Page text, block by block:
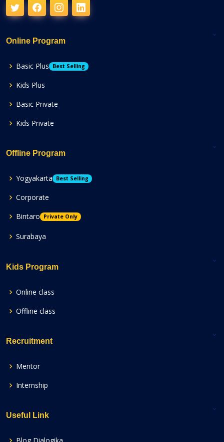
Online Program
Basic Plus Best Selling
Kids Plus
Basic Private
Kids Private
Offline Program
Yogyakarta Best Selling
Corporate
Bintaro
Private Only
Surabaya
Kids Program
Online class
Offline class
Recruitment
Mentor
Internship
Useful Link